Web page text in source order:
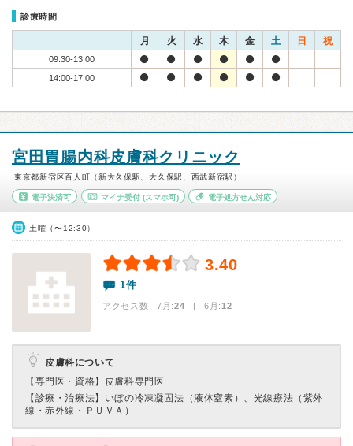
診療時間
月 火 水 木 金 土 日 祝
09:30-13:00
14:00-17:00
宮田胃腸内科皮膚科クリニック
東京都新宿区百人町（新大久保駅、大久保駅、西武新宿駅）
電子決済可 マイナ受付(スマホ可) 電子処方せん対応
土曜（〜12:30）
3.40
1件
アクセス数 7月:24 | 6月:12
皮膚科について
【専門医・資格】 皮膚科専門医
【診療・治療法】 いぼの冷凍凝固法（液体窒素）、光線療法（紫外
線・赤外線・ＰＵＶＡ）